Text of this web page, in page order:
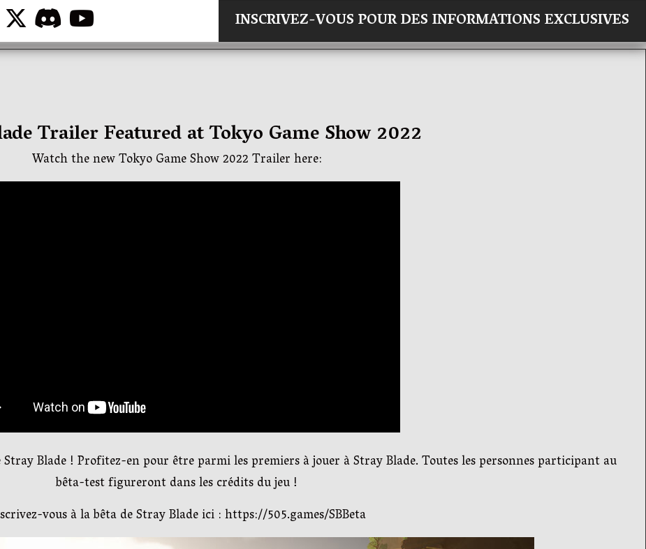
INSCRIVEZ-VOUS POUR DES INFORMATIONS EXCLUSIVES
×
Trailer Featured at Tokyo Game Show 2022
Watch the new Tokyo Game Show 2022 Trailer here:
Blade ! Profitez-en pour être parmi les premiers à jouer à Stray Blade. Toutes les personnes participant au
bêta-test figureront dans les crédits du jeu !
vous à la bêta de Stray Blade ici : https://505.games/SBBeta